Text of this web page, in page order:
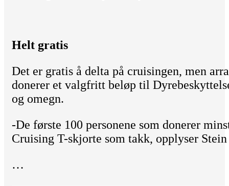
Helt gratis
Det er gratis å delta på cruisingen, men
donerer et valgfritt beløp til
og omegn.
-De første 100 personene som donerer
Cruising T-skjorte som takk, opplyser
…